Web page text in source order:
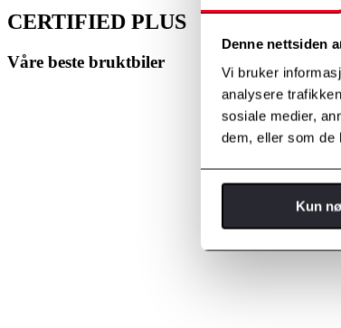
Denne nettsiden
Vi bruker
analysere
sosiale medier,
dem, eller som de
Kun
CERTIFIED PLUS
Våre beste bruktbiler